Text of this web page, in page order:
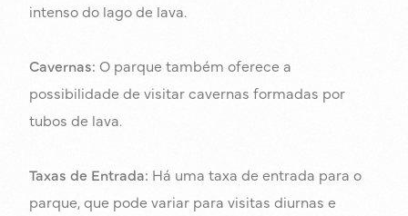
intenso do lago de lava.
Cavernas: O parque também oferece a
possibilidade de visitar cavernas formadas por
tubos de lava.
Taxas de Entrada: Há uma taxa de entrada para o
parque, que pode variar para visitas diurnas e